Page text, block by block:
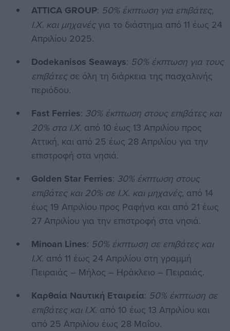
ATTICA GROUP: 50% έκπτωση για επιβάτες,
Ι.Χ. και μηχανέςγια το διάστημα από 11 έως 24
Απριλίου 2025.
Dodekanisos Seaways: 50% έκπτωση για τους
επιβάτεςσε όλη τη διάρκεια της πασχαλινής
περιόδου.
Fast Ferries: 30% έκπτωση στους επιβάτες και
20% στα Ι.Χ. από 10 έως 13 Απριλίου προς
Αττική, και από 25 έως 28 Απριλίου για την
επιστροφή στα νησιά.
Golden Star Ferries: 30% έκπτωση στους
επιβάτες και 20% σε Ι.Χ. και μηχανές, από 14
έως 19 Απριλίου προς Ραφήνα και από 21 έως
27 Απριλίου για την επιστροφή στα νησιά.
Minoan Lines: 50% έκπτωση σε επιβάτες και
Ι.Χ. από 11 έως 24 Απριλίου στη γραμμή
Πειραιάς – Μήλος – Ηράκλειο – Πειραιάς.
Καρθαία Ναυτική Εταιρεία: 50% έκπτωση σε
επιβάτες και Ι.Χ. από 10 έως 13 Απριλίου και
από 25 Απριλίου έως 28 Μαΐου.